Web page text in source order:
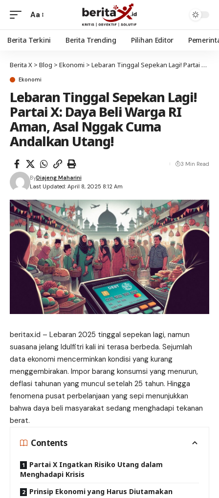
Aa
Berita Terkini Berita Trending Pilihan Editor
Berita X > Blog > Ekonomi > Lebaran Tinggal Sepekan Lagi! Partai X: Daya Beli Warga RI Aman, Asal Nggak Cuma Andalkan Utang!
Ekonomi
Lebaran Tinggal Sepekan Lagi!
Partai X: Daya Beli Warga RI
Aman, Asal Nggak Cuma
Andalkan Utang!
Last Updated: April 8, 2025 8:12 Am
ByDiajeng Maharini
3 Min Read
beritax.id – Lebaran 2025 tinggal sepekan lagi, namun
suasana jelang Idulfitri kali ini terasa berbeda. Sejumlah
data ekonomi mencerminkan kondisi yang kurang
menggembirakan. Impor barang konsumsi yang menurun,
deflasi tahunan yang muncul setelah 25 tahun. Hingga
fenomena pusat perbelanjaan yang sepi menunjukkan
bahwa daya beli masyarakat sedang menghadapi tekanan
berat.
Contents
Partai X Ingatkan Risiko Utang dalam
Menghadapi Krisis
Prinsip Ekonomi yang Harus Diutamakan